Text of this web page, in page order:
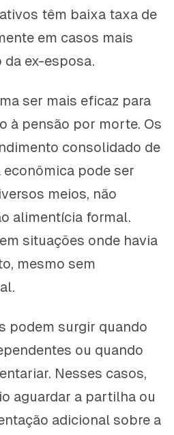
têm baixa taxa de
em casos mais
ex-esposa.
ser mais eficaz para
à pensão por morte. Os
consolidado de
econômica pode ser
meios, não
alimentícia formal.
situações onde havia
mesmo sem
podem surgir quando
ou quando
Nesses casos,
aguardar a partilha ou
adicional sobre a